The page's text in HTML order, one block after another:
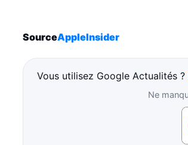
SourceAppleInsider
Vous utilisez Google Actualités ?
Ne